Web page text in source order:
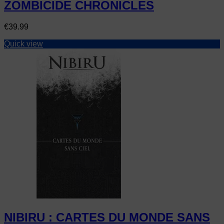
ZOMBICIDE CHRONICLES
Price
€39.99
Quick view
NIBIRU : CARTES DU MONDE SANS